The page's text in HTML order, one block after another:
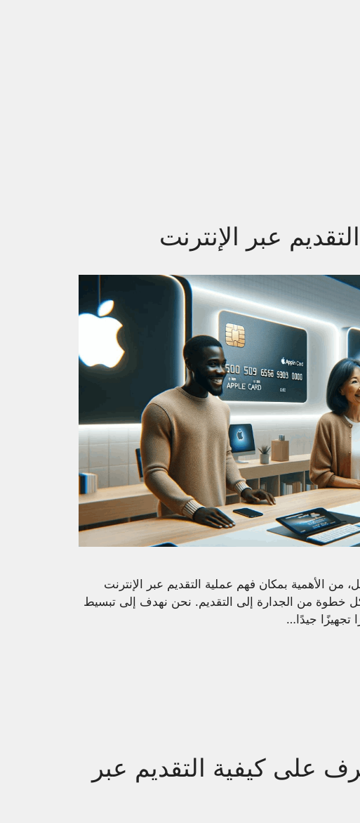
عبر الإنترنت
الأهمية بمكان فهم عملية التقديم عبر الإنترنت
خطوة من الجدارة إلى التقديم. نحن نهدف إلى تبسيط
تجهيزًا جيدًا…
على كيفية التقديم عبر